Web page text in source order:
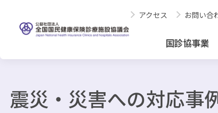
アクセス お問い合
国診協事業
震災・災害への対応事